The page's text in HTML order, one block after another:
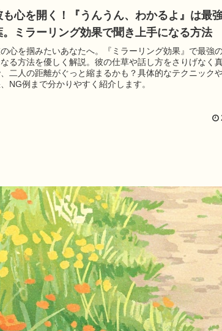
も心を開く！『うんうん、わかるよ』は最
。ミラーリング効果で聞き上手になる方法
心を掴みたいあなたへ。『ミラーリング効果』で最強
る方法を優しく解説。彼の仕草や話し方をさりげなく
二人の距離がぐっと縮まるかも？具体的なテクニック
NG例まで分かりやすく紹介します。